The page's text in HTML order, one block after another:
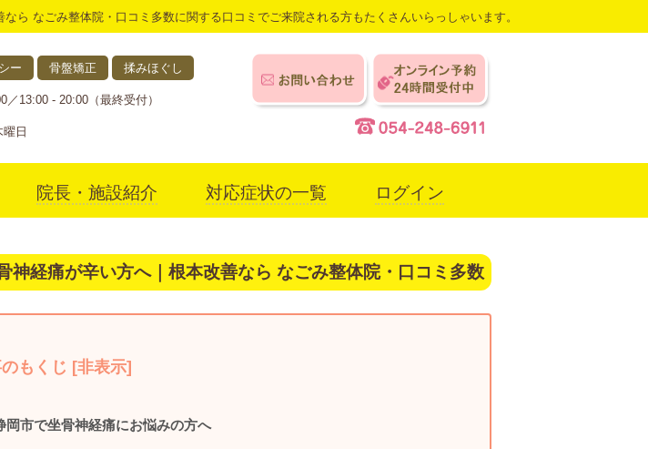
ら なごみ整体院・口コミ多数に関する口コミでご来院される方もたくさんいらっしゃいます。
ー 骨盤矯正 揉みほぐし
／13:00 - 20:00（最終受付）
曜日
院長・施設紹介 対応症状の一覧 ログイン
アクセス
神経痛が辛い方へ｜根本改善なら なごみ整体院・口コミ多数
もくじ [非表示]
岡市で坐骨神経痛にお悩みの方へ